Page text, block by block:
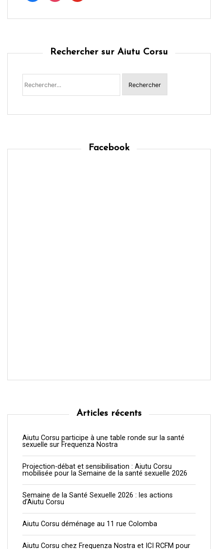
Rechercher sur Aiutu Corsu
Rechercher :
Facebook
Articles récents
Aiutu Corsu participe à une table ronde sur la santé
sexuelle sur Frequenza Nostra
Projection-débat et sensibilisation : Aiutu Corsu
mobilisée pour la Semaine de la santé sexuelle 2026
Semaine de la Santé Sexuelle 2026 : les actions
d’Aiutu Corsu
Aiutu Corsu déménage au 11 rue Colomba
Aiutu Corsu chez Frequenza Nostra et ICI RCFM pour